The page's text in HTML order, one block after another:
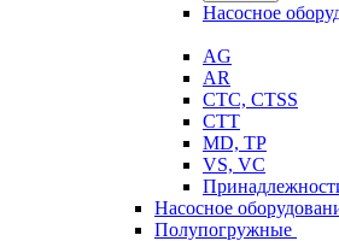
Насосное
AG
AR
CTC, CTSS
CTT
MD, TP
VS, VC
Насосное
Полупогружные